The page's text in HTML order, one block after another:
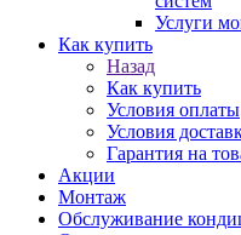
Услуги
Как купить
Назад
Как купить
Условия оплаты
Условия
Гарантия на
Акции
Монтаж
Обслуживание